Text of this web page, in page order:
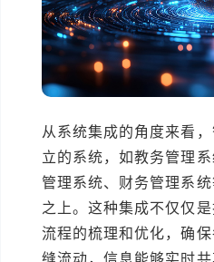
从系统集成的角度来看
立的系统，如教务管理
管理系统、财务管理系
之上。这种集成不仅仅
流程的梳理和优化，确